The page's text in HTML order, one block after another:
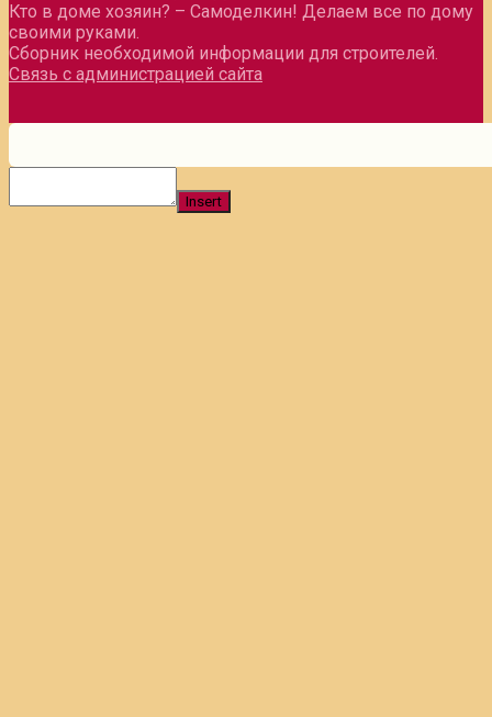
Кто в доме хозяин? – Самоделкин! Делаем все по дому
своими руками.
Сборник необходимой информации для строителей.
Связь с администрацией сайта
Insert